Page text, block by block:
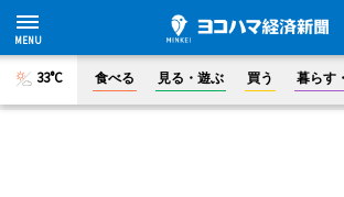
33°C 食べる 見る・遊ぶ 買う 暮らす